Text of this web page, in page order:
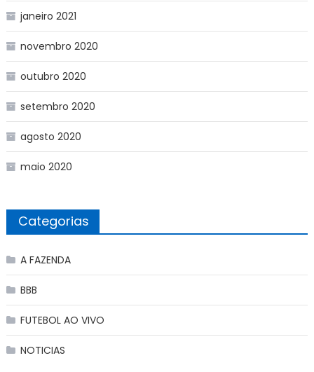
janeiro 2021
novembro 2020
outubro 2020
setembro 2020
agosto 2020
maio 2020
Categorias
A FAZENDA
BBB
FUTEBOL AO VIVO
NOTICIAS